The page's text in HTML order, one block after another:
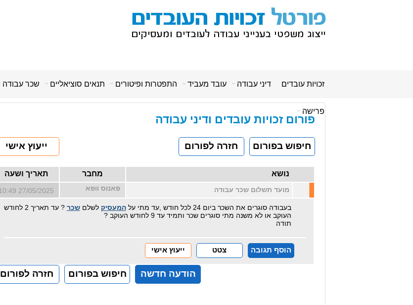
זכויות עובדים דיני עבודה עובד מעביד התפטרות ופיטורים תנאים סוציאליים שכר עבודה
פרישה
פורום זכויות עובדים ודיני עבודה
חיפוש בפורום חזרה לפורום ייעוץ אישי
נושא מחבר תאריך ושעה
מועד תשלום שכר עבודה פאנוס וופא 27/05/2025 10:49
בעבודה סוגרים את השכר ביום 24 לכל חודש ,עד מתי על המעסיק לשלםשכר
? עד תאריך 2 לחודש
העוקב או לא משנה מתי סוגרים שכר ותמיד עד 9 לחודש העוקב ?
תודה
הוסף תגובה צטט ייעוץ אישי
חזרה לפורום חיפוש בפורום הודעה חדשה